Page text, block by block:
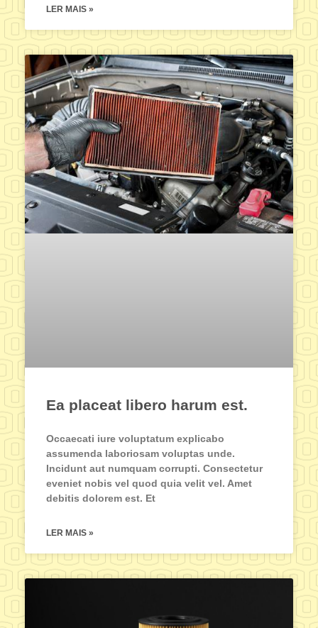
LER MAIS »
Ea placeat libero harum est.
Occaecati iure voluptatum explicabo
assumenda laboriosam voluptas unde.
Incidunt aut numquam corrupti. Consectetur
eveniet nobis vel quod quia velit vel. Amet
debitis dolorem est. Et
LER MAIS »